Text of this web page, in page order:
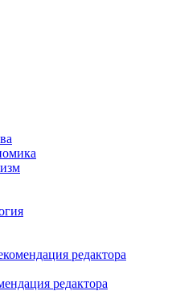
редактора
редактора